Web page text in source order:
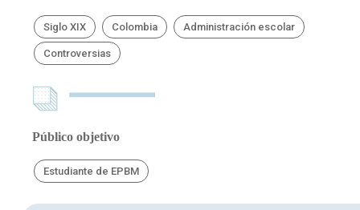
Siglo XIX Colombia Administración escolar
Controversias
Público objetivo
Estudiante de EPBM